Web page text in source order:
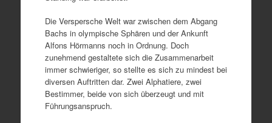
Die Verspersche Welt war zwischen dem Abgang
Bachs in olympische Sphären und der Ankunft
Alfons Hörmanns noch in Ordnung. Doch
zunehmend gestaltete sich die Zusammenarbeit
immer schwieriger, so stellte es sich zu mindest bei
diversen Auftritten dar. Zwei Alphatiere, zwei
Bestimmer, beide von sich überzeugt und mit
Führungsanspruch.